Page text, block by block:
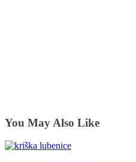
You May Also Like